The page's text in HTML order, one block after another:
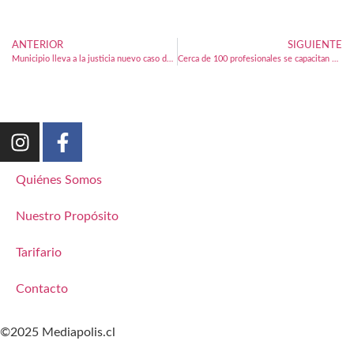
ANTERIOR
Municipio lleva a la justicia nuevo caso de incumplimiento de clausura en Puerto Montt
SIGUIENTE
Cerca de 100 profesionales se capacitan en tuberculosis en la Universidad Austral de Chile Sede Puerto Montt
Quiénes Somos
Nuestro Propósito
Tarifario
Contacto
©2025 Mediapolis.cl